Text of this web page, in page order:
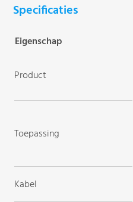
Specificaties
Eigenschap
Product
Toepassing
Kabel